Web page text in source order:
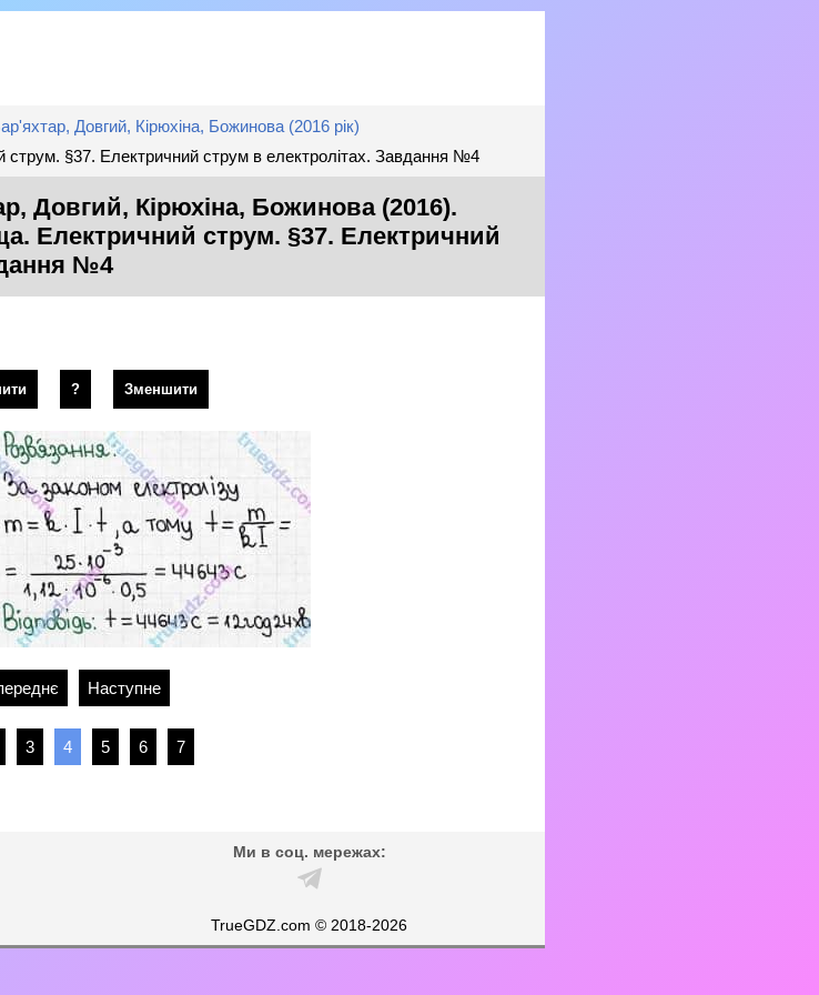
Довгий, Кірюхіна, Божинова (2016 рік)
струм. §37. Електричний струм в електролітах. Завдання №4
Довгий, Кірюхіна, Божинова (2016).
Електричний струм. §37. Електричний
№4
? Зменшити
Наступне
3 4 5 6 7
Ми в соц. мережах:
TrueGDZ.com © 2018-2026